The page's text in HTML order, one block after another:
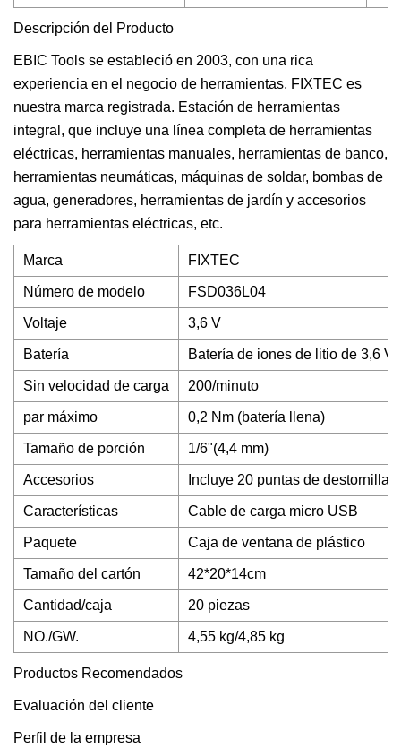
Descripción del Producto
EBIC Tools se estableció en 2003, con una rica
experiencia en el negocio de herramientas, FIXTEC es
nuestra marca registrada. Estación de herramientas
integral, que incluye una línea completa de herramientas
eléctricas, herramientas manuales, herramientas de banco,
herramientas neumáticas, máquinas de soldar, bombas de
agua, generadores, herramientas de jardín y accesorios
para herramientas eléctricas, etc.
Marca FIXTEC
Número de modelo FSD036L04
Voltaje 3,6 V
Batería Batería de iones de litio de 3,6 V
Sin velocidad de carga 200/minuto
par máximo 0,2 Nm (batería llena)
Tamaño de porción 1/6"(4,4 mm)
Accesorios Incluye 20 puntas de
Características Cable de carga micro USB
Paquete Caja de ventana de plástico
Tamaño del cartón 42*20*14cm
Cantidad/caja 20 piezas
NO./GW. 4,55 kg/4,85 kg
Productos Recomendados
Evaluación del cliente
Perfil de la empresa